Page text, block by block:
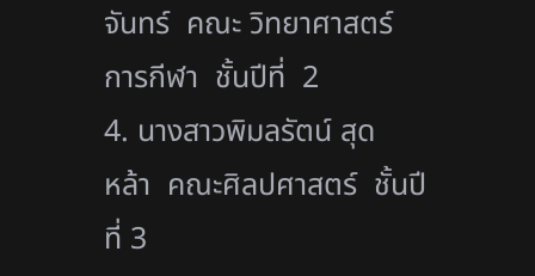
จันทร์ คณะ วิทยาศาสตร์
การกีฬา ชั้นปีที่ 2
4. นางสาวพิมลรัตน์ สุด
หล้า คณะศิลปศาสตร์ ชั้นปี
ที่ 3